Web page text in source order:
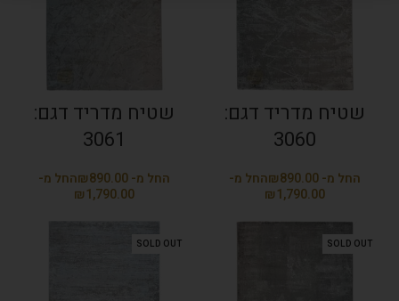
שטיח מדריד דגם:
3060
₪
₪
שטיח מדריד דגם:
3061
₪
₪
SOLD OUT
SOLD OUT